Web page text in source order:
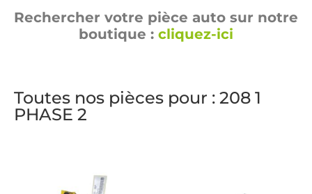
Rechercher votre pièce auto sur notre
boutique : cliquez-ici
Toutes nos pièces pour : 208 1
PHASE 2